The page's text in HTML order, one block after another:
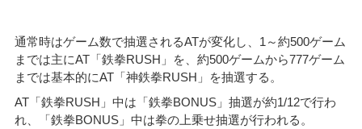
通常時はゲーム数で抽選されるATが変化し、1～約500ゲーム
までは主にAT「鉄拳RUSH」を、約500ゲームから777ゲーム
までは基本的にAT「神鉄拳RUSH」を抽選する。
AT「鉄拳RUSH」中は「鉄拳BONUS」抽選が約1/12で行わ
れ、「鉄拳BONUS」中は拳の上乗せ抽選が行われる。